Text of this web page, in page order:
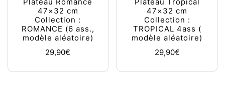
47×32 cm
Collection :
ROMANCE (6 ass.,
modèle aléatoire)
29,90€
47×32 cm
Collection :
TROPICAL 4ass (
modèle aléatoire)
29,90€